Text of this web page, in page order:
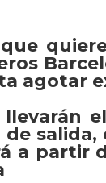
agotar
llevarán
salida,
a partir